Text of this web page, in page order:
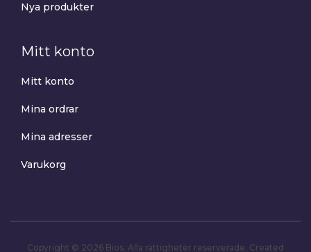
Nya produkter
Mitt konto
Mitt konto
Mina ordrar
Mina adresser
Varukorg
Copyright © 2026 Bios. Alla rättigheter reserverade. Created